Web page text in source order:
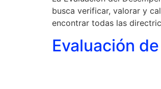
busca verificar, valorar y
encontrar todas las
Evaluación